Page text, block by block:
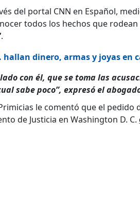
del portal CNN en Español,
todos los hechos que
.
hallan dinero, armas y joyas
con él, que se toma las
sabe poco”, expresó el
le comentó que el pedido
de Justicia en Washington D. C.